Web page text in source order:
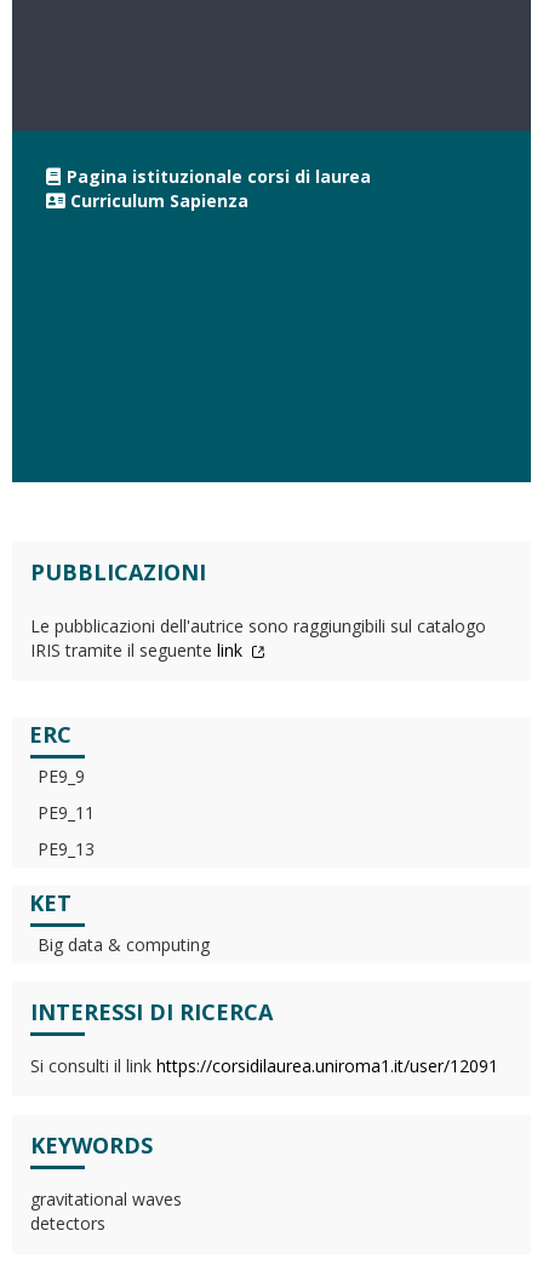
Pagina istituzionale corsi di laurea
Curriculum Sapienza
PUBBLICAZIONI
Le pubblicazioni dell'autrice sono raggiungibili sul catalogo
IRIS tramite il seguente link
ERC
PE9_9
PE9_11
PE9_13
KET
Big data & computing
INTERESSI DI RICERCA
Si consulti il link https://corsidilaurea.uniroma1.it/user/12091
KEYWORDS
gravitational waves
detectors